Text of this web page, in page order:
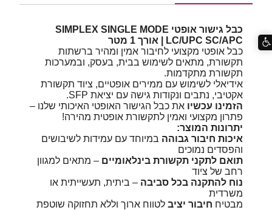
כבל גישור אופטי SIMPLEX SINGLE MODE
LC/UPC SC/APC | אורך 1 מטר
כבל אופטי מקצועי לחיבור אמין ומהיר ברשתות
תקשורת, מתאים לשימוש בבית, בעסק, ובמערכות
תקשורת מתקדמות.
אידיאלי לשימוש עם ממירים אופטיים, ציוד תקשורת
אקטיבי, נתבים ונקודות גישה עם יציאת SFP.
הזמינו עכשיו את כבל הגישור האופטי האיכותי שלנו –
פתרון מקצועי ואמין לתקשורת אופטית מהירה!
יתרונות המוצר:
איכות חיבור גבוהה במיוחד עם עמידות לשיבושים
והפסדים נמוכים
תואם לתקני תקשורת בינלאומיים – מתאים למגוון
רחב של ציוד
נוח להתקנה בכל סביבה – ביתית, תעשייתית או
משרדית
מבטיח חיבור יציב לטווח ארוך וללא תחזוקה שוטפת